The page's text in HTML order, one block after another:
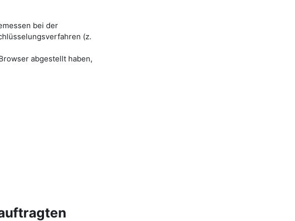
bei der
(z.
abgestellt haben,